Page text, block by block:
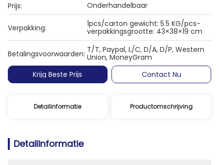
Prijs:
Onderhandelbaar
Verpakking:
1pcs/carton gewicht: 5.5 KG/pcs-
verpakkingsgrootte: 43×38×19 cm
Betalingsvoorwaarden: T/T, Paypal, L/C, D/A, D/P, Western
Union, MoneyGram
Krijg Beste Prijs
Contact Nu
Detailinformatie Productomschrijving
Detailinformatie